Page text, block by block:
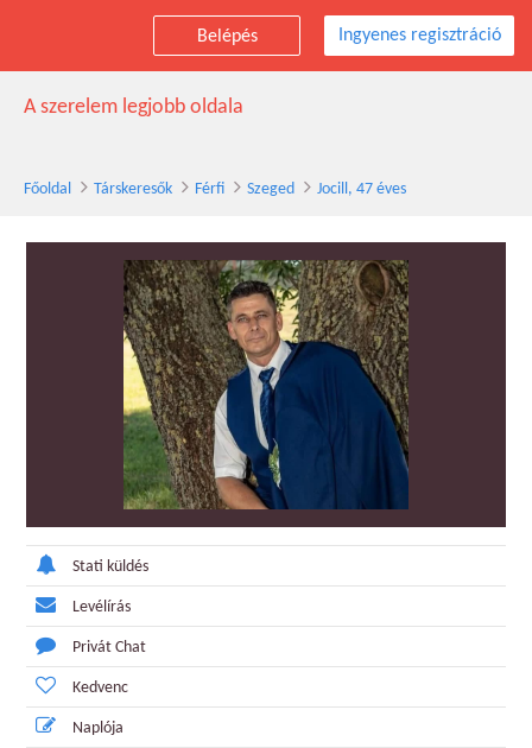
Belépés Ingyenes regisztráció
Jocill társkereső férfi, 47 éves, Szeged
A szerelem legjobb oldala
Főoldal Társkeresők Férfi Szeged Jocill, 47 éves
Stati küldés
Levélírás
Privát Chat
Kedvenc
Naplója